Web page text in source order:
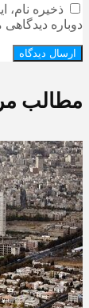
ذخیره نام،
دوباره
مطالب